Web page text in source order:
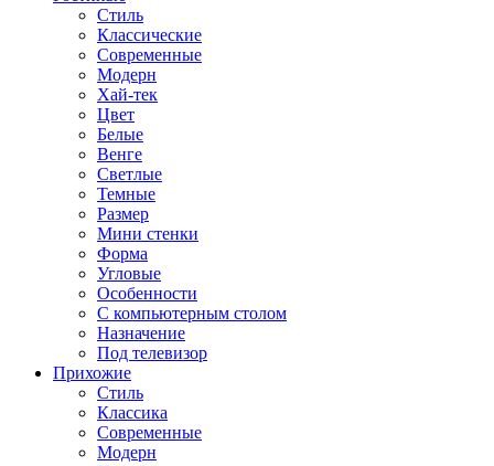
Стиль
Классические
Современные
Модерн
Хай-тек
Цвет
Белые
Венге
Светлые
Темные
Размер
Мини стенки
Форма
Угловые
Особенности
С компьютерным столом
Назначение
Под телевизор
Прихожие
Стиль
Классика
Современные
Модерн